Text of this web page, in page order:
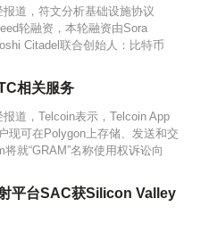
报道，符文分析基础设施协议
轮融资，本轮融资由Sora
Citadel联合创始人：比特币
相关服务
报道，Telcoin表示，Telcoin App
现可在Polygon上存储、发送和交
就“GRAM”名称使用权诉讼向
平台SAC获Silicon Valley